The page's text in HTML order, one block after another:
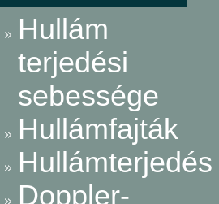
Hullám
terjedési
sebessége
Hullámfajták
Hullámterjedés
Doppler-